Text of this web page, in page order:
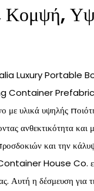
Κομψή,
Luxury Portable
Container
με υλικά υψηλής
ανθεκτικότητα
και την
House Co.
Αυτή η δέσμευση για